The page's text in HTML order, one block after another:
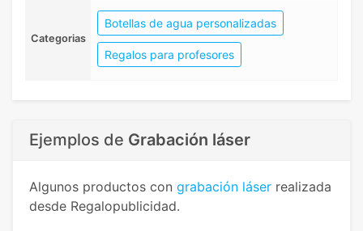
Categorias
Botellas de agua personalizadas
Regalos para profesores
Ejemplos de Grabación láser
Algunos productos con grabación láser realizada
desde Regalopublicidad.